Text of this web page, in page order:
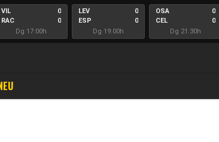
VIL
RAC
0
0
Dg 17:00h
LEV
ESP
0
0
Dg 19:00h
OSA
CEL
0
0
Dg 21:30h